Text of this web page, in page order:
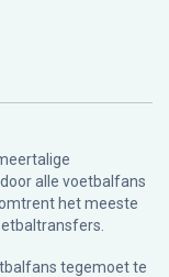
alle voetbalfans
het meeste
tegemoet te